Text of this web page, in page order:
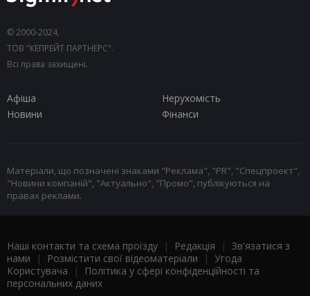
© 2000-2024,
ТОВ "КЕПРЕЙТ ПАРТНЕРС".
Всі права захищені.
Афіша
Нерухомість
Новини
Фінанси
Матеріали, що позначені знаками "Реклама", "PR", "Спецпроект",
"Новини компаній", "Актуально", "Промо", публікуються на
правах реклами.
Наші контакти та схема проїзду | Редакція | Зв'язатися з
нами | Розмістити свої відеоматеріали | Угода
Користувача |
Політика у сфері конфіденційності та
персональних даних